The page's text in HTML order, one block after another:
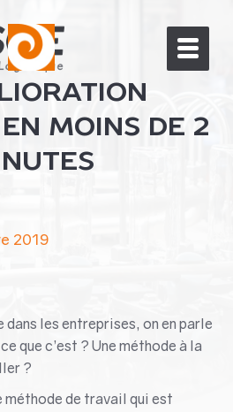
MOINS DE 2
2019
les entreprises, on en parle
que c’est ? Une méthode à la
?
méthode de travail qui est